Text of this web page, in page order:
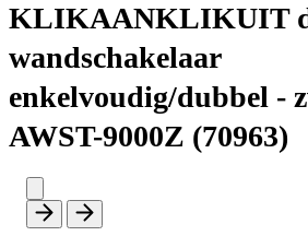
KLIKAANKLIKUIT
wandschakelaar
enkelvoudig/dubbel -
AWST-9000Z (70963)